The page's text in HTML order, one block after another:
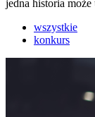
jedna historia
wszystkie
konkurs